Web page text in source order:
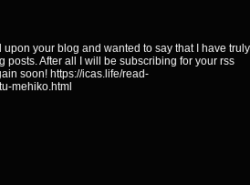
your blog and wanted to say that I have truly
posts. After all I will be subscribing for your rss
soon! https://icas.life/read-
mehiko.html